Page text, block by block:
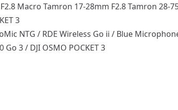
Macro Tamron 17-28mm F2.8 Tamron 28-
3
NTG / RDE Wireless Go ii / Blue
3 / DJI OSMO POCKET 3